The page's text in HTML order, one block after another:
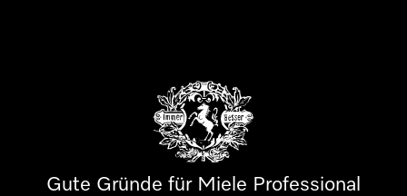
Gute Gründe für Miele Professional